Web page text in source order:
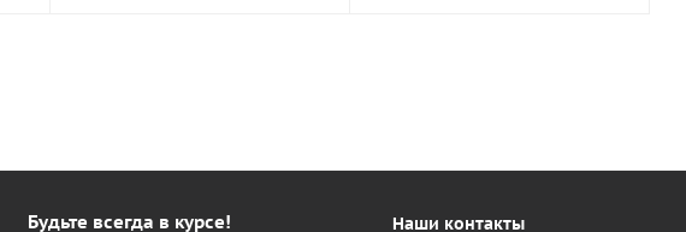
Будьте всегда в курсе! Наши контакты